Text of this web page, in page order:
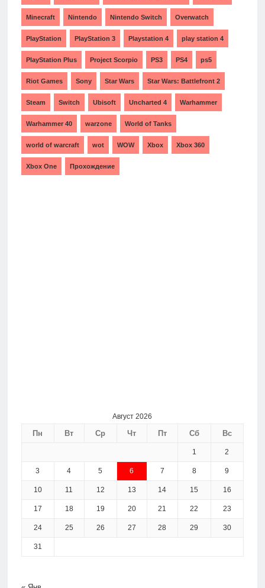
Minecraft Nintendo Nintendo Switch Overwatch
PlayStation PlayStation 3 Playstation 4 play station 4
PlayStation Plus Project Scorpio PS3 PS4 ps5
Riot Games Sony Star Wars Star Wars: Battlefront 2
Steam Switch Ubisoft Uncharted 4 Warhammer
Warhammer 40 warzone World of Tanks
world of warcraft wot WOW Xbox Xbox 360
Xbox One Прохождение
Август 2026
Пн Вт Ср Чт Пт Сб Вс
1 2
3 4 5 6 7 8 9
10 11 12 13 14 15 16
17 18 19 20 21 22 23
24 25 26 27 28 29 30
31